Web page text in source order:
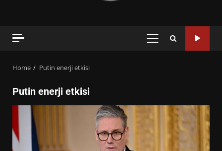
PRIMARY
Home Putin enerji etkisi
Putin enerji etkisi